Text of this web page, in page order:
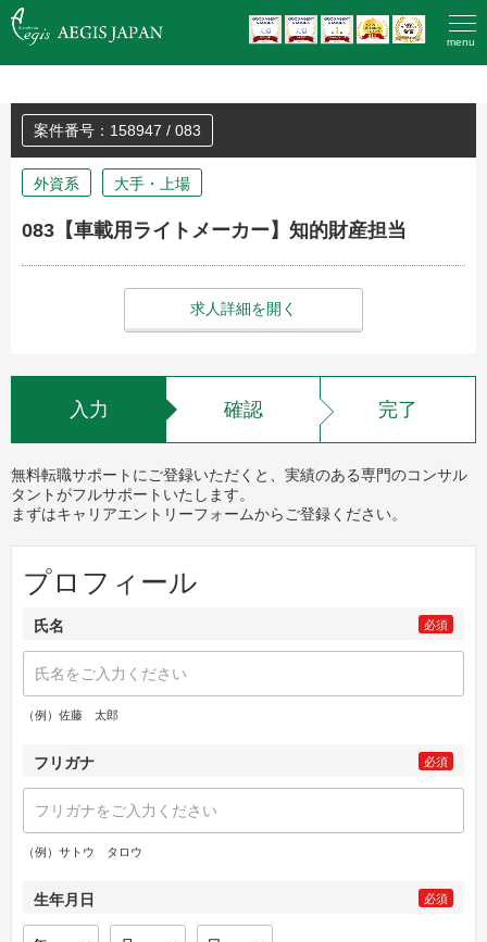
menu
HOME
案件番号：158947 / 083
外資系 大手・上場
083【車載用ライトメーカー】知的財産担当
求人詳細を開く
入力 確認 完了
無料転職サポートにご登録いただくと、実績のある専門のコンサル
タントがフルサポートいたします。
まずはキャリアエントリーフォームからご登録ください。
プロフィール
氏名 必須
（例）佐藤 太郎
フリガナ 必須
（例）サトウ タロウ
生年月日 必須